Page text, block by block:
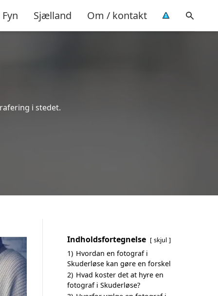
Fyn Sjælland Om / kontakt
i stedet.
Indholdsfortegnelse skjul
1) Hvordan en fotograf i
Skuderløse kan gøre en forskel
2) Hvad koster det at hyre en
fotograf i Skuderløse?